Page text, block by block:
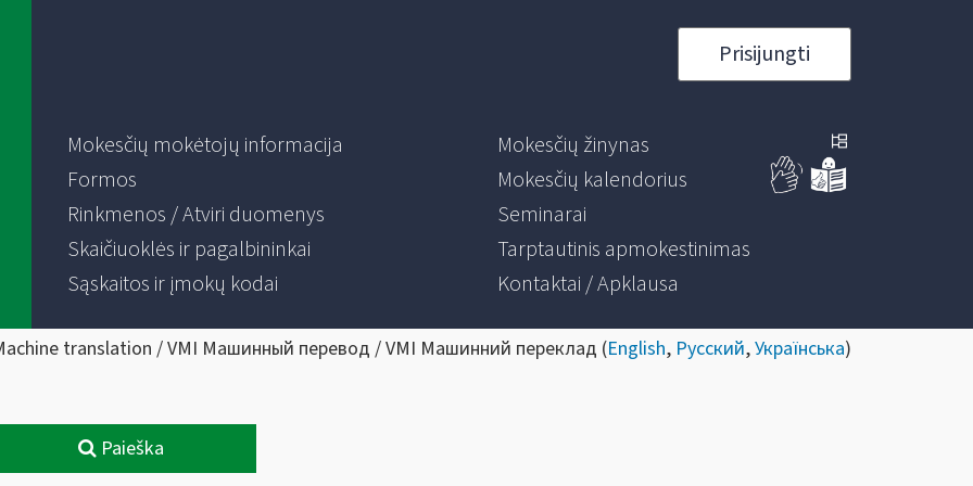
Prisijungti
Mokesčių mokėtojų informacija
Formos
Rinkmenos / Atviri duomenys
Skaičiuoklės ir pagalbininkai
Sąskaitos ir įmokų kodai
Mokesčių žinynas
Mokesčių kalendorius
Seminarai
Tarptautinis apmokestinimas
Kontaktai / Apklausa
translation / VMI Машинный перевод / VMI Машинний переклад (English, Русский,Українська)
Paieška